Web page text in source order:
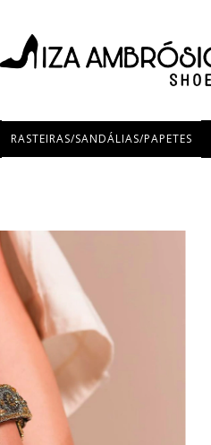
RASTEIRAS/SANDÁLIAS/PAPETES